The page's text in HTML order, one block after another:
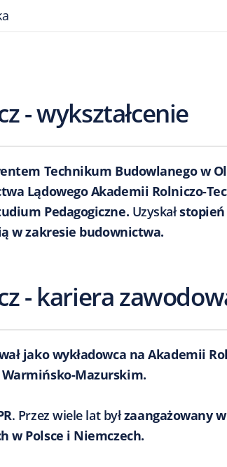
- wykształcenie
Technikum Budowlanego w
Lądowego Akademii Rolniczo-
Pedagogiczne. Uzyskał
w zakresie budownictwa.
- kariera
jako wykładowca na Akademii
Mazurskim.
. Przez wiele lat byłzaangażowany
w Polsce i Niemczech.